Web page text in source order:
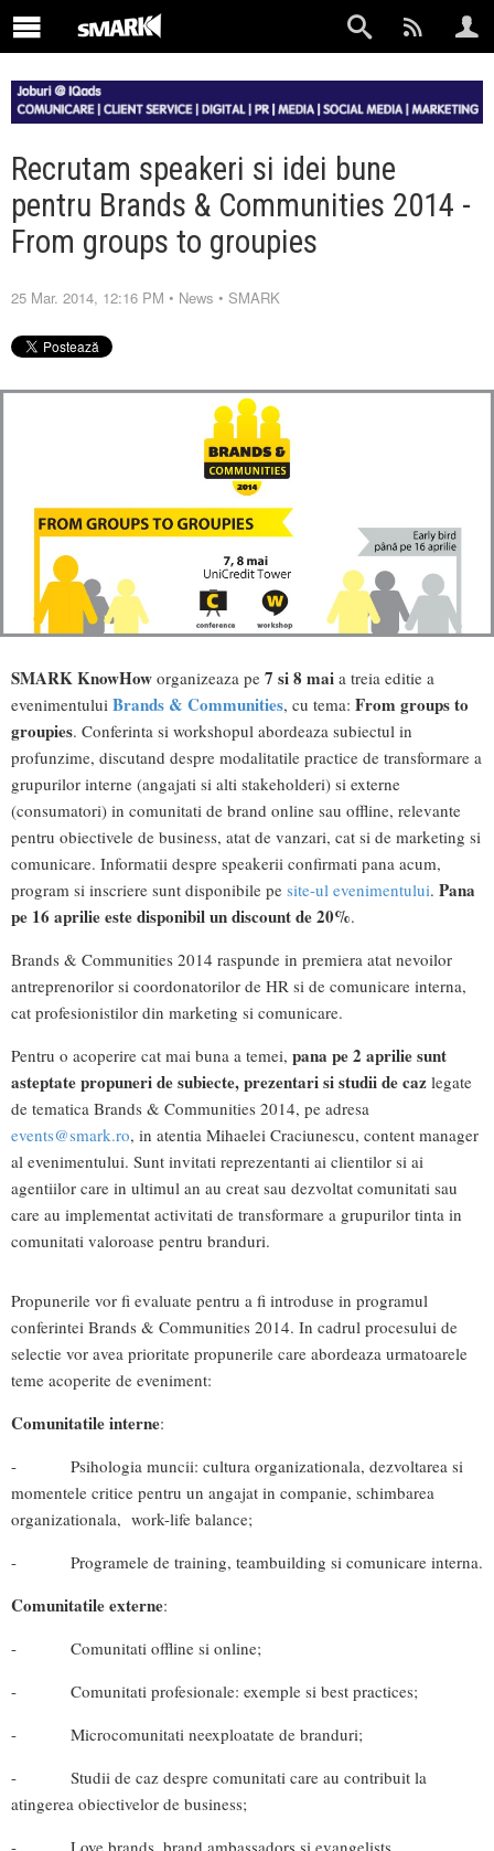
Recrutam speakeri si idei bune
pentru Brands & Communities 2014 -
From groups to groupies
25 Mar. 2014, 12:16 PM • News • SMARK
SMARK KnowHow organizeaza pe 7 si 8 mai a treia editie a
evenimentului Brands & Communities, cu tema: From groups to
groupies. Conferinta si workshopul abordeaza subiectul in
profunzime, discutand despre modalitatile practice de transformare a
grupurilor interne (angajati si alti stakeholderi) si externe
(consumatori) in comunitati de brand online sau offline, relevante
pentru obiectivele de business, atat de vanzari, cat si de marketing si
comunicare. Informatii despre speakerii confirmati pana acum,
program si inscriere sunt disponibile pe site-ul evenimentului. Pana
pe 16 aprilie este disponibil un discount de 20%.
Brands & Communities 2014 raspunde in premiera atat nevoilor
antreprenorilor si coordonatorilor de HR si de comunicare interna,
cat profesionistilor din marketing si comunicare.
Pentru o acoperire cat mai buna a temei, pana pe 2 aprilie sunt
asteptate propuneri de subiecte, prezentari si studii de caz legate
de tematica Brands & Communities 2014, pe adresa
events@smark.ro, in atentia Mihaelei Craciunescu, content manager
al evenimentului. Sunt invitati reprezentanti ai clientilor si ai
agentiilor care in ultimul an au creat sau dezvoltat comunitati sau
care au implementat activitati de transformare a grupurilor tinta in
comunitati valoroase pentru branduri.
Propunerile vor fi evaluate pentru a fi introduse in programul
conferintei Brands & Communities 2014. In cadrul procesului de
selectie vor avea prioritate propunerile care abordeaza urmatoarele
teme acoperite de eveniment:
Comunitatile interne:
- Psihologia muncii: cultura organizationala, dezvoltarea si
momentele critice pentru un angajat in companie, schimbarea
organizationala, work-life balance;
- Programele de training, teambuilding si comunicare interna.
Comunitatile externe:
- Comunitati offline si online;
- Comunitati profesionale: exemple si best practices;
- Microcomunitati neexploatate de branduri;
- Studii de caz despre comunitati care au contribuit la
atingerea obiectivelor de business;